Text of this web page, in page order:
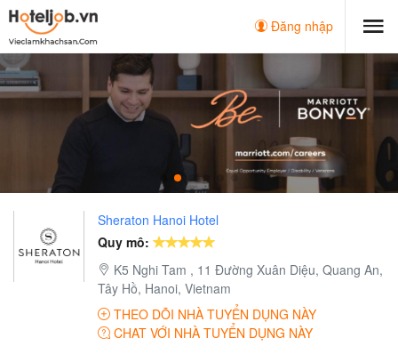
Đăng nhập
Sheraton Hanoi Hotel
Quy mô:
K5 Nghi Tam , 11 Đường Xuân Diệu, Quang An,
Tây Hồ, Hanoi, Vietnam
THEO DÕI NHÀ TUYỂN DỤNG NÀY
CHAT VỚI NHÀ TUYỂN DỤNG NÀY